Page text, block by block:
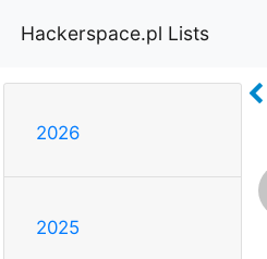
Hackerspace.pl Lists
2026
2025